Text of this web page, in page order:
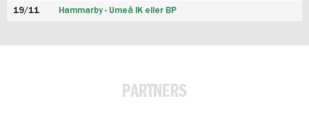
19/11 Hammarby - Umeå IK eller BP
PARTNERS